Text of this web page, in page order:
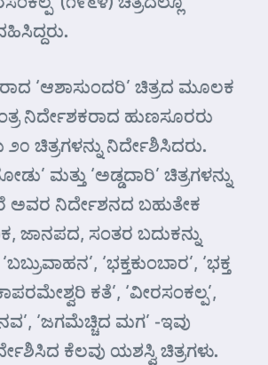
‘ಆಶಾಸುಂದರಿ’ ಚಿತ್ರದ ಮೂಲಕ
ನಿರ್ದೇಶಕರಾದ ಹುಣಸೂರರು
ಚಿತ್ರಗಳನ್ನು ನಿರ್ದೇಶಿಸಿದರು.
ಮತ್ತು ‘ಅಡ್ಡದಾರಿ’ ಚಿತ್ರಗಳನ್ನು
ಅವರ ನಿರ್ದೇಶನದ ಬಹುತೇಕ
ಜಾನಪದ, ಸಂತರ ಬದುಕನ್ನು
‘ಭಕ್ತಕುಂಬಾರ’, ‘ಭಕ್ತ
ಕತೆ’, ‘ವೀರಸಂಕಲ್ಪ’,
‘ಜಗಮೆಚ್ಚಿದ ಮಗ’ -ಇವು
ಕೆಲವು ಯಶಸ್ವಿ ಚಿತ್ರಗಳು.